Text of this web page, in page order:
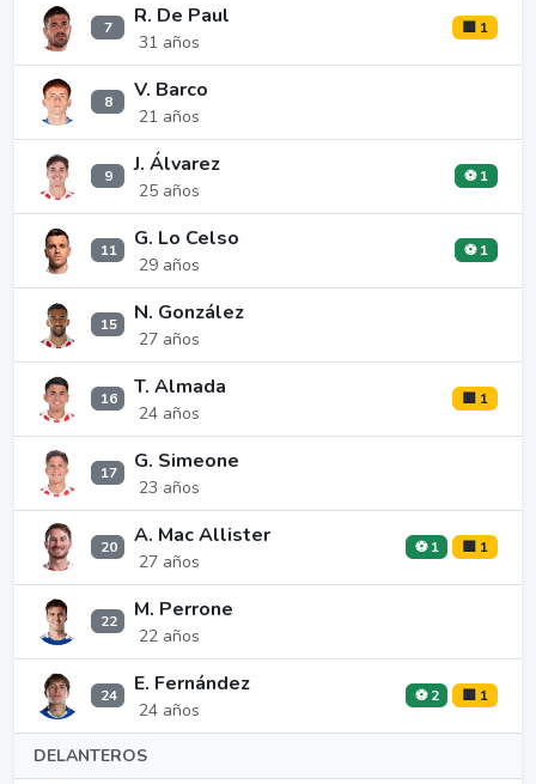
7 R. De Paul
31 años
🟨 1
8 V. Barco
21 años
9 J. Álvarez
25 años
⚽ 1
11 G. Lo Celso
29 años
⚽ 1
15 N. González
27 años
16 T. Almada
24 años
🟨 1
17 G. Simeone
23 años
20 A. Mac Allister
27 años
⚽ 1 🟨 1
22 M. Perrone
22 años
24 E. Fernández
24 años
⚽ 2 🟨 1
DELANTEROS